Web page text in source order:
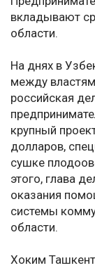
вкладывают
области.
На днях в
между
российская
крупный
долларов,
сушке
этого, глава
оказания
системы
области.
Хоким